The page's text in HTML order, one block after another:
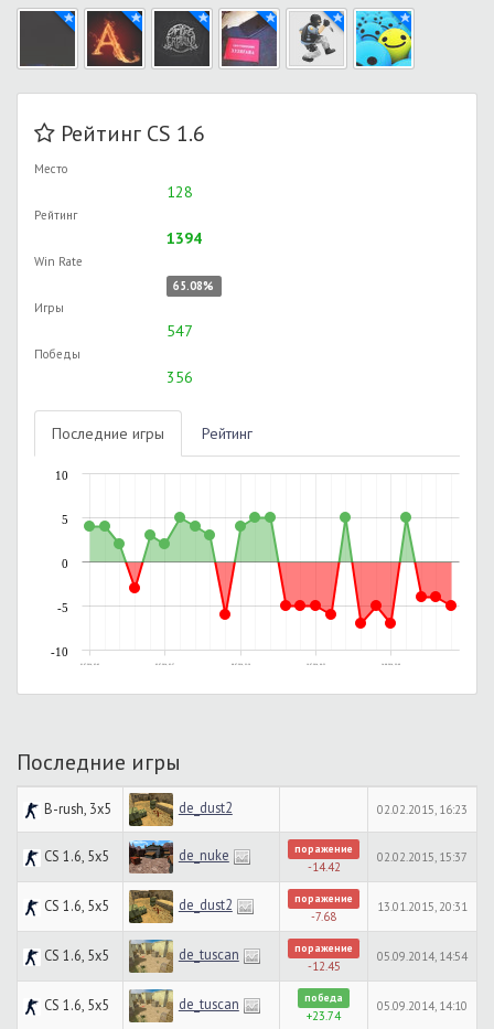
Рейтинг CS 1.6
Место
128
Рейтинг
1394
Win Rate
65.08%
Игры
547
Победы
356
Последние игры Рейтинг
01.07.2014, 05:42 02.07.2014, 03:37 08.07.2014, 23:36 10.07.2014, 00:53 14.08.2014, 22:09
-10
-5
0
5
10
Последние игры
B-rush, 3x5 de_dust2 02.02.2015, 16:23
CS 1.6, 5x5 de_nuke поражение
-14.42
02.02.2015, 15:37
CS 1.6, 5x5 de_dust2 поражение
-7.68
13.01.2015, 20:31
CS 1.6, 5x5 de_tuscan поражение
-12.45
05.09.2014, 14:54
CS 1.6, 5x5 de_tuscan победа
+23.74
05.09.2014, 14:10